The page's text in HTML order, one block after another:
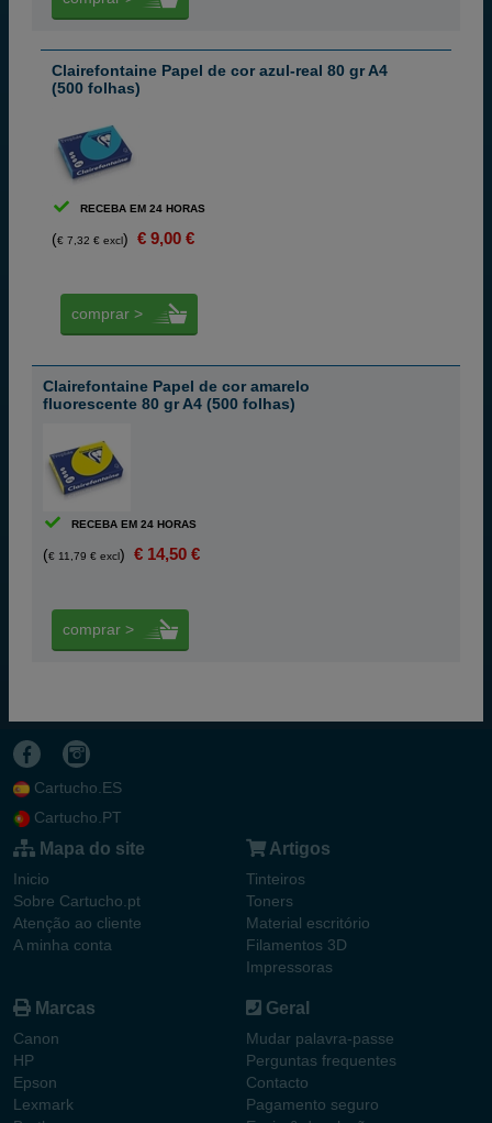
Clairefontaine Papel de cor azul-real 80 gr A4
(500 folhas)
RECEBA EM 24 HORAS
(€ 7,32 € excl) € 9,00 €
comprar >
Clairefontaine Papel de cor amarelo
fluorescente 80 gr A4 (500 folhas)
RECEBA EM 24 HORAS
(€ 11,79 € excl) € 14,50 €
comprar >
Cartucho.ES
Cartucho.PT
Mapa do site
Inicio
Sobre Cartucho.pt
Atenção ao cliente
A minha conta
Artigos
Tinteiros
Toners
Material escritório
Filamentos 3D
Impressoras
Marcas
Canon
HP
Epson
Lexmark
Geral
Mudar palavra-passe
Perguntas frequentes
Contacto
Pagamento seguro